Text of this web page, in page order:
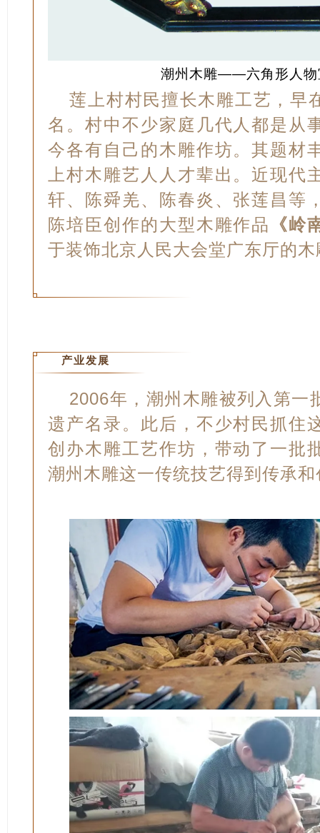
潮州木雕——六角形人物
莲上村村民擅长木雕工艺，早
名。村中不少家庭几代人都是从
今各有自己的木雕作坊。其题材
上村木雕艺人人才辈出。近现代
轩、陈舜羌、陈春炎、张莲昌等
陈培臣创作的大型木雕作品
《岭
于装饰北京人民大会堂广东厅的
产业发展
2006年，潮州木雕被列入第一
遗产名录。此后，不少村民抓住
创办木雕工艺作坊，带动了一批
潮州木雕这一传统技艺得到传承